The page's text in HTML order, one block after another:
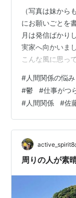
『生き方教室
在』日新報道
『宇宙人生
版 2009
『強運をつか
『成功の女神
も成功する人
をみてくださ
『悩み解決「
薬 20,000人の
版 2005.6
『一瞬で宇宙
（写真は妹か
にお願いごとを
月は発信ばかり
実家へ向かいま
こんな風に思っ
金がない ・親戚
が親に車で送り
い ・お母さんが
きに改めて思っ
と。 ーーーーー
べて私が「そう
#人間関係の悩み
#鬱 #仕事がつ
#人間関係 #佐
active_spirit8
周りの人が